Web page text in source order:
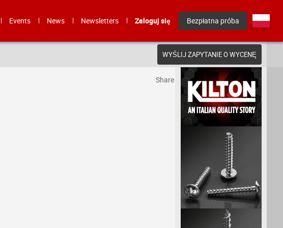
Events News Newsletters Zaloguj się Bezpłatna próba
WYŚLIJ ZAPYTANIE O WYCENĘ
Share